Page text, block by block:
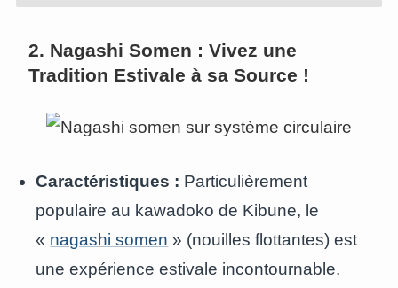
2. Nagashi Somen : Vivez une
Tradition Estivale à sa Source !
Caractéristiques : Particulièrement
populaire au kawadoko de Kibune, le
« nagashi somen » (nouilles flottantes) est
une expérience estivale incontournable.